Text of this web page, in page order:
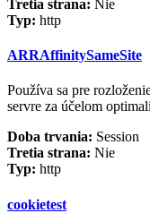
Tretia strana: Nie
Typ: http
ARRAffinitySameSite
Používa sa pre
servre za účelom
Doba trvania: Session
Tretia strana: Nie
Typ: http
cookietest